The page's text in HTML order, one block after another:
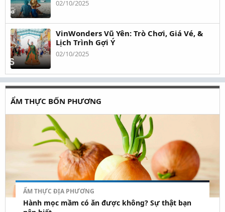
02/10/2025
VinWonders Vũ Yên: Trò Chơi, Giá Vé, &
Lịch Trình Gợi Ý
02/10/2025
ẨM THỰC BỐN PHƯƠNG
ẨM THỰC ĐỊA PHƯƠNG
Hành mọc mầm có ăn được không? Sự thật bạn